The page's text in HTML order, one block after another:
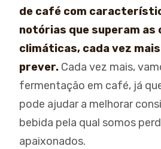
de café com
notórias que superam as
climáticas, cada vez
prever. Cada vez mais,
fermentação em café, já
pode ajudar a melhorar
bebida pela qual somos
apaixonados.